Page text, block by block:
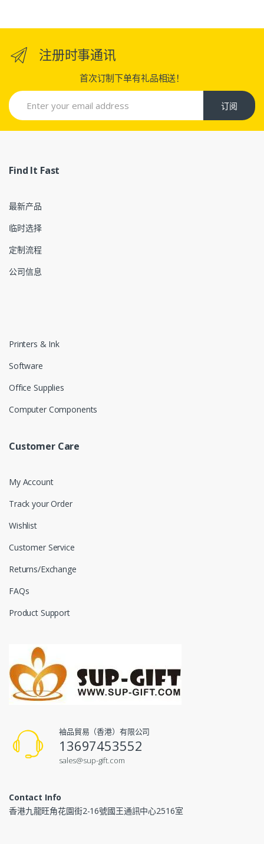
注册时事通讯
首次订制下单有礼品相送！
订阅
Find It Fast
最新产品
临时选择
定制流程
公司信息
Printers & Ink
Software
Office Supplies
Computer Components
Customer Care
My Account
Track your Order
Wishlist
Customer Service
Returns/Exchange
FAQs
Product Support
袖品貿易（香港）有限公司
13697453552
sales@sup-gift.com
Contact Info
香港九龍旺角花園街2-16號國王通訊中心2516室